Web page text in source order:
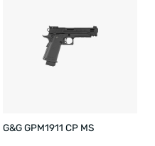
G&G GPM1911 CP MS